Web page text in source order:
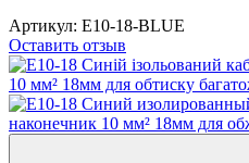
Артикул: E10-18-BLUE
Оставить отзыв